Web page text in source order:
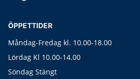
ÖPPETTIDER
Måndag-Fredag kl. 10.00-18.00
Lördag Kl 10.00-14.00
Söndag Stängt